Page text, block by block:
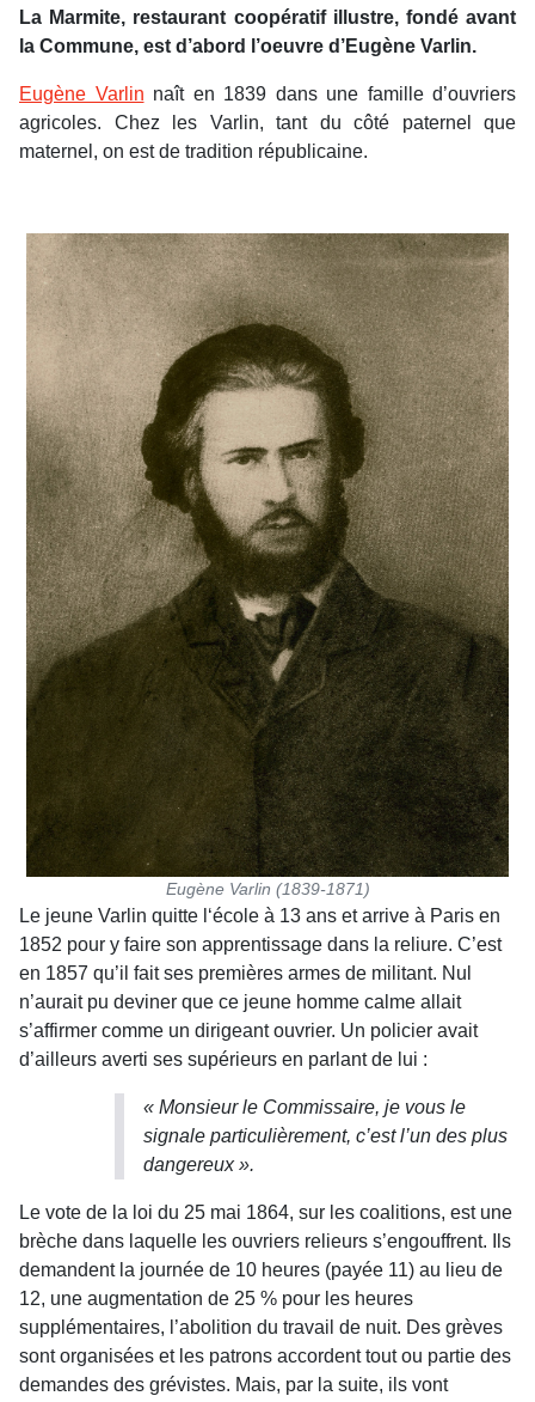
La Marmite, restaurant coopératif illustre, fondé avant
la Commune, est d’abord l’oeuvre d’Eugène Varlin.
Eugène Varlin naît en 1839 dans une famille d’ouvriers
agricoles. Chez les Varlin, tant du côté paternel que
maternel, on est de tradition républicaine.
Eugène Varlin (1839-1871)
Le jeune Varlin quitte l‘école à 13 ans et arrive à Paris en
1852 pour y faire son apprentissage dans la reliure. C’est
en 1857 qu’il fait ses premières armes de militant. Nul
n’aurait pu deviner que ce jeune homme calme allait
s’affirmer comme un dirigeant ouvrier. Un policier avait
d’ailleurs averti ses supérieurs en parlant de lui :
« Monsieur le Commissaire, je vous le
signale particulièrement, c’est l’un des plus
dangereux ».
Le vote de la loi du 25 mai 1864, sur les coalitions, est une
brèche dans laquelle les ouvriers relieurs s’engouffrent. Ils
demandent la journée de 10 heures (payée 11) au lieu de
12, une augmentation de 25 % pour les heures
supplémentaires, l’abolition du travail de nuit. Des grèves
sont organisées et les patrons accordent tout ou partie des
demandes des grévistes. Mais, par la suite, ils vont